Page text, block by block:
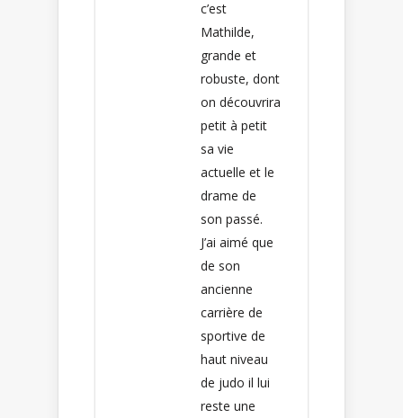
c’est
Mathilde,
grande et
robuste, dont
on découvrira
petit à petit
sa vie
actuelle et le
drame de
son passé.
J’ai aimé que
de son
ancienne
carrière de
sportive de
haut niveau
de judo il lui
reste une